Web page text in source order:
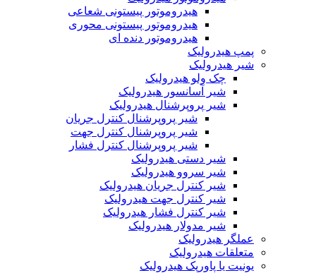
هیدروموتور پیستونی شعاعی
هیدروموتور پیستونی محوری
هیدروموتور دنده ای
پمپ هیدرولیک
شیر هیدرولیک
چک ولو هیدرولیک
شیر آسانسور هیدرولیک
شیر پروپرشنال هیدرولیک
شیر پروپرشنال کنترل جریان
شیر پروپرشنال کنترل جهت
شیر پروپرشنال کنترل فشار
شیر دستی هیدرولیک
شیر سروو هیدرولیک
شیر کنترل جریان هیدرولیک
شیر کنترل جهت هیدرولیک
شیر کنترل فشار هیدرولیک
شیر مدولار هیدرولیک
عملگر هیدرولیک
متعلقات هیدرولیک
یونیت یا پاورپک هیدرولیک